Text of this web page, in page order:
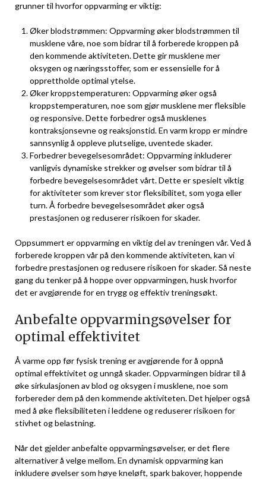
grunner til hvorfor oppvarming er​ viktig:
Øker blodstrømmen:‌ Oppvarming øker blodstrømmen til
musklene våre, noe som bidrar til å forberede kroppen på
den ​kommende aktiviteten. ​Dette gir ‌musklene mer
oksygen og ​næringsstoffer, som er⁢ essensielle‌ for å‌
opprettholde optimal ytelse.
Øker kroppstemperaturen: Oppvarming øker også‍
kroppstemperaturen, noe som gjør musklene ‍mer fleksible
og ⁢responsive. Dette forbedrer også musklenes
kontraksjonsevne og reaksjonstid.​ En varm⁤ kropp er mindre
sannsynlig​ å oppleve plutselige,⁤ uventede skader.
Forbedrer bevegelsesområdet: Oppvarming ⁤inkluderer
‍vanligvis dynamiske strekker og øvelser som bidrar ⁤til å
forbedre bevegelsesområdet ⁣vårt. Dette er⁢ spesielt viktig
for aktiviteter ⁣som krever stor ⁢fleksibilitet, som yoga⁤ eller
turn.⁢ Å‌ forbedre bevegelsesområdet‌ øker også
prestasjonen og reduserer risikoen for skader.
Oppsummert er oppvarming en viktig del av treningen vår.‍ Ved‌ å
forberede kroppen vår på den kommende aktiviteten, kan⁣ vi
forbedre prestasjonen og redusere⁤ risikoen for skader. Så neste
gang ‍du⁤ tenker på å hoppe over ‍oppvarmingen, husk hvorfor
det er avgjørende for ⁤en‌ trygg og ⁣effektiv treningsøkt.
Anbefalte oppvarmingsøvelser for
optimal effektivitet
Å varme opp før fysisk trening er‍ avgjørende for å⁣ oppnå
optimal effektivitet og unngå skader. Oppvarmingen ⁣bidrar til å
øke sirkulasjonen av blod og oksygen⁢ i musklene, noe som
forbereder dem på den kommende⁢ aktiviteten. Det hjelper også
med å øke fleksibiliteten i leddene og reduserer risikoen⁣ for
stivhet og ‍belastning.
Når det gjelder ⁣anbefalte oppvarmingsøvelser, er det flere
⁣alternativer å velge mellom. En dynamisk ​oppvarming kan
⁢inkludere øvelser som høye kneløft, spark bakover, ‍hoppende